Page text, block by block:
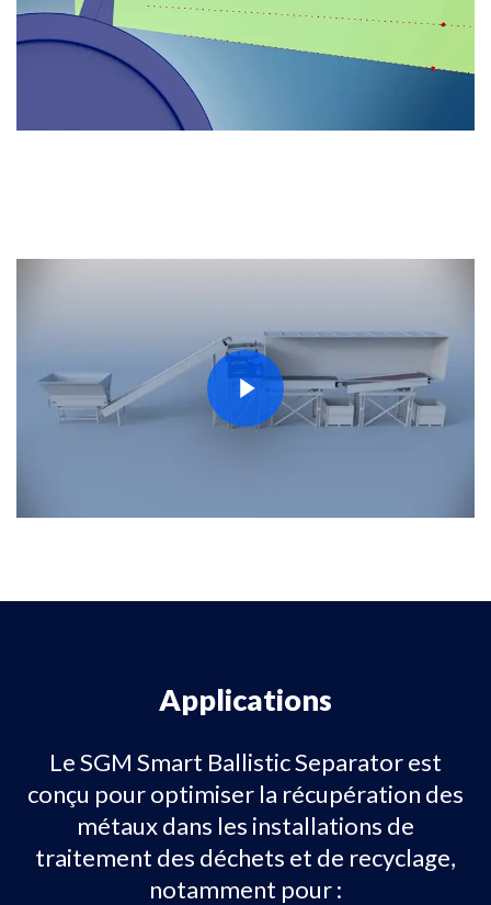
Play Video
Play Video
Applications
Le SGM Smart Ballistic Separator est
conçu pour optimiser la récupération des
métaux dans les installations de
traitement des déchets et de recyclage,
notamment pour :